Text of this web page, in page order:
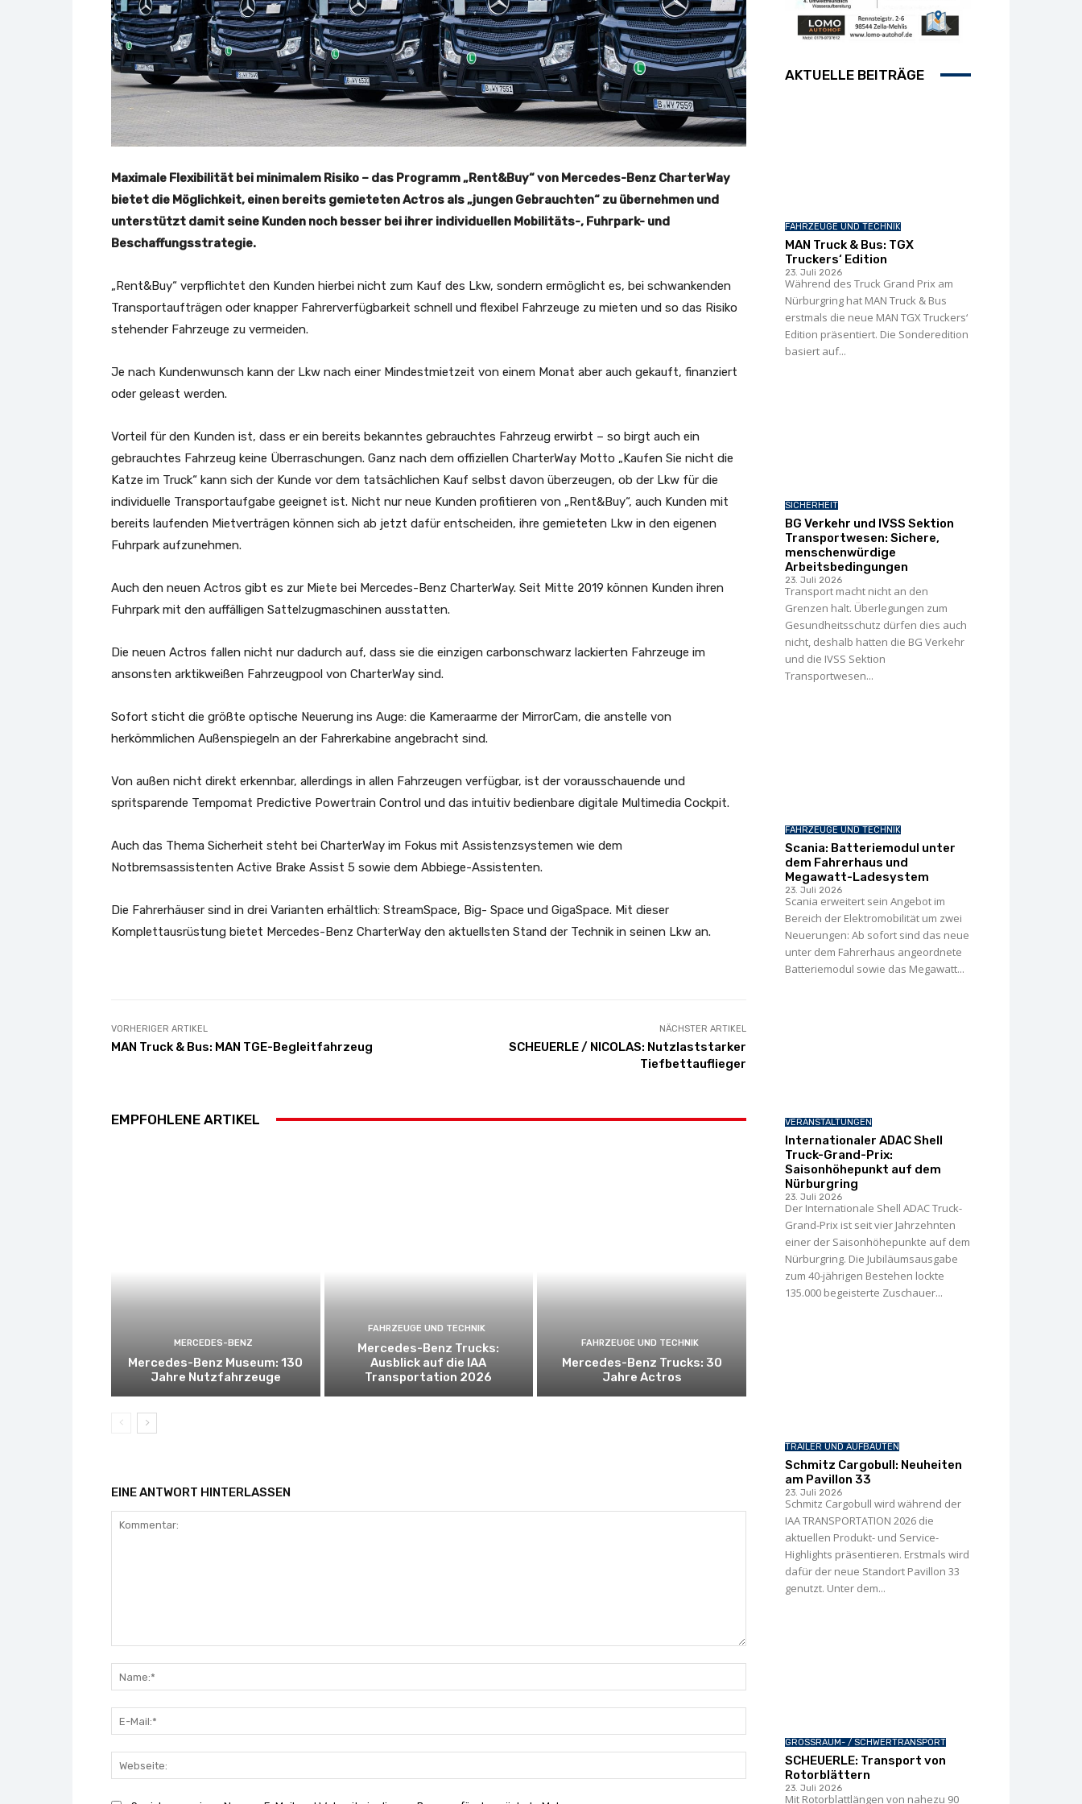
Maximale Flexibilität bei minimalem Risiko – das Programm „Rent&Buy“ von Mercedes-Benz CharterWay
bietet die Möglichkeit, einen bereits gemieteten Actros als „jungen Gebrauchten“ zu übernehmen und
unterstützt damit seine Kunden noch besser bei ihrer individuellen Mobilitäts-, Fuhrpark- und
Beschaffungsstrategie.
„Rent&Buy“ verpflichtet den Kunden hierbei nicht zum Kauf des Lkw, sondern ermöglicht es, bei schwankenden
Transportaufträgen oder knapper Fahrerverfügbarkeit schnell und flexibel Fahrzeuge zu mieten und so das Risiko
stehender Fahrzeuge zu vermeiden.
Je nach Kundenwunsch kann der Lkw nach einer Mindestmietzeit von einem Monat aber auch gekauft, finanziert
oder geleast werden.
Vorteil für den Kunden ist, dass er ein bereits bekanntes gebrauchtes Fahrzeug erwirbt – so birgt auch ein
gebrauchtes Fahrzeug keine Überraschungen. Ganz nach dem offiziellen CharterWay Motto „Kaufen Sie nicht die
Katze im Truck“ kann sich der Kunde vor dem tatsächlichen Kauf selbst davon überzeugen, ob der Lkw für die
individuelle Transportaufgabe geeignet ist. Nicht nur neue Kunden profitieren von „Rent&Buy“, auch Kunden mit
bereits laufenden Mietverträgen können sich ab jetzt dafür entscheiden, ihre gemieteten Lkw in den eigenen
Fuhrpark aufzunehmen.
Auch den neuen Actros gibt es zur Miete bei Mercedes-Benz CharterWay. Seit Mitte 2019 können Kunden ihren
Fuhrpark mit den auffälligen Sattelzugmaschinen ausstatten.
Die neuen Actros fallen nicht nur dadurch auf, dass sie die einzigen carbonschwarz lackierten Fahrzeuge im
ansonsten arktikweißen Fahrzeugpool von CharterWay sind.
Sofort sticht die größte optische Neuerung ins Auge: die Kameraarme der MirrorCam, die anstelle von
herkömmlichen Außenspiegeln an der Fahrerkabine angebracht sind.
Von außen nicht direkt erkennbar, allerdings in allen Fahrzeugen verfügbar, ist der vorausschauende und
spritsparende Tempomat Predictive Powertrain Control und das intuitiv bedienbare digitale Multimedia Cockpit.
Auch das Thema Sicherheit steht bei CharterWay im Fokus mit Assistenzsystemen wie dem
Notbremsassistenten Active Brake Assist 5 sowie dem Abbiege-Assistenten.
Die Fahrerhäuser sind in drei Varianten erhältlich: StreamSpace, Big- Space und GigaSpace. Mit dieser
Komplettausrüstung bietet Mercedes-Benz CharterWay den aktuellsten Stand der Technik in seinen Lkw an.
VORHERIGER ARTIKEL
MAN Truck & Bus: MAN TGE-Begleitfahrzeug
NÄCHSTER ARTIKEL
SCHEUERLE / NICOLAS: Nutzlaststarker
Tiefbettauflieger
EMPFOHLENE ARTIKEL
MERCEDES-BENZ
Mercedes-Benz Museum: 130
Jahre Nutzfahrzeuge
FAHRZEUGE UND TECHNIK
Mercedes-Benz Trucks:
Ausblick auf die IAA
Transportation 2026
FAHRZEUGE UND TECHNIK
Mercedes-Benz Trucks: 30
Jahre Actros
EINE ANTWORT HINTERLASSEN
Mail:*
Webseite:
AKTUELLE BEITRÄGE
FAHRZEUGE UND TECHNIK
MAN Truck & Bus: TGX
Truckers‘ Edition
23. Juli 2026
Während des Truck Grand Prix am
Nürburgring hat MAN Truck & Bus
erstmals die neue MAN TGX Truckers‘
Edition präsentiert. Die Sonderedition
basiert auf...
SICHERHEIT
BG Verkehr und IVSS Sektion
Transportwesen: Sichere,
menschenwürdige
Arbeitsbedingungen
23. Juli 2026
Transport macht nicht an den
Grenzen halt. Überlegungen zum
Gesundheitsschutz dürfen dies auch
nicht, deshalb hatten die BG Verkehr
und die IVSS Sektion
Transportwesen...
FAHRZEUGE UND TECHNIK
Scania: Batteriemodul unter
dem Fahrerhaus und
Megawatt-Ladesystem
23. Juli 2026
Scania erweitert sein Angebot im
Bereich der Elektromobilität um zwei
Neuerungen: Ab sofort sind das neue
unter dem Fahrerhaus angeordnete
Batteriemodul sowie das Megawatt...
VERANSTALTUNGEN
Internationaler ADAC Shell
Truck-Grand-Prix:
Saisonhöhepunkt auf dem
Nürburgring
23. Juli 2026
Der Internationale Shell ADAC Truck-
Grand-Prix ist seit vier Jahrzehnten
einer der Saisonhöhepunkte auf dem
Nürburgring. Die Jubiläumsausgabe
zum 40-jährigen Bestehen lockte
135.000 begeisterte Zuschauer...
TRAILER UND AUFBAUTEN
Schmitz Cargobull: Neuheiten
am Pavillon 33
23. Juli 2026
Schmitz Cargobull wird während der
IAA TRANSPORTATION 2026 die
aktuellen Produkt- und Service-
Highlights präsentieren. Erstmals wird
dafür der neue Standort Pavillon 33
genutzt. Unter dem...
GROSSRAUM- / SCHWERTRANSPORT
SCHEUERLE: Transport von
Rotorblättern
23. Juli 2026
Mit Rotorblattlängen von nahezu 90